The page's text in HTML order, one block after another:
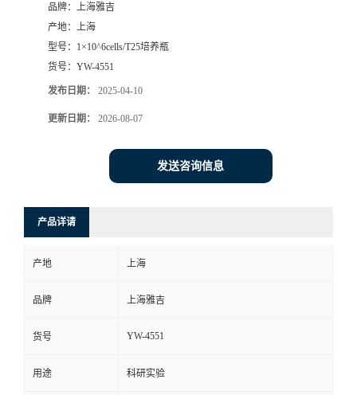
品牌： 上海雅吉
产地： 上海
型号： 1×10^6cells/T25培养瓶
货号： YW-4551
发布日期： 2025-04-10
更新日期： 2026-08-07
发送咨询信息
产品详请
产地 上海
品牌 上海雅吉
货号 YW-4551
用途 科研实验